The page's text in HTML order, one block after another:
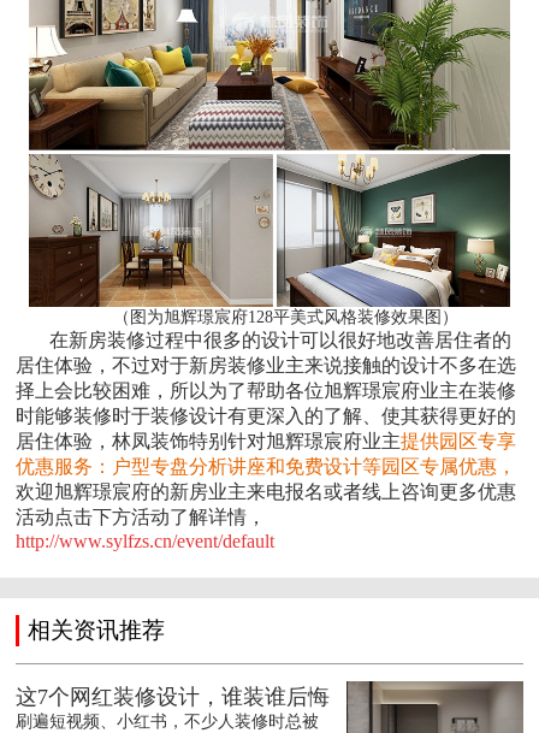
（图为旭辉璟宸府128平美式风格装修效果图）
在新房装修过程中很多的设计可以很好地改善居住者的
居住体验，不过对于新房装修业主来说接触的设计不多在选
择上会比较困难，所以为了帮助各位旭辉璟宸府业主在装修
时能够装修时于装修设计有更深入的了解、使其获得更好的
居住体验，林凤装饰特别针对旭辉璟宸府业主提供园区专享
优惠服务：户型专盘分析讲座和免费设计等园区专属优惠，
欢迎旭辉璟宸府的新房业主来电报名或者线上咨询更多优惠
活动点击下方活动了解详情，
http://www.sylfzs.cn/event/default
相关资讯推荐
这7个网红装修设计，谁装谁后悔
刷遍短视频、小红书，不少人装修时总被